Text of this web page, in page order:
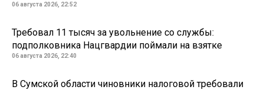
06 августа 2026, 22:52
Требовал 11 тысяч за увольнение со службы:
подполковника Нацгвардии поймали на взятке
06 августа 2026, 22:40
В Сумской области чиновники налоговой требовали